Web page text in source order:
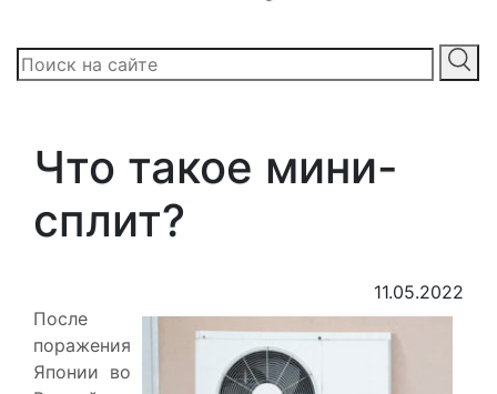
Что такое мини-
сплит?
11.05.2022
После
поражения
Японии во